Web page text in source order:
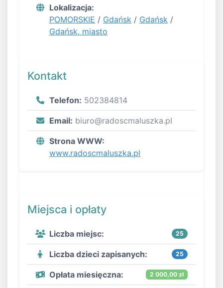
Lokalizacja:
POMORSKIE / Gdańsk / Gdańsk /
Gdańsk, miasto
Kontakt
Telefon: 502384814
Email: biuro@radoscmaluszka.pl
Strona WWW:
www.radoscmaluszka.pl
Miejsca i opłaty
Liczba miejsc: 25
Liczba dzieci zapisanych: 25
Opłata miesięczna: 2 000,00 zł